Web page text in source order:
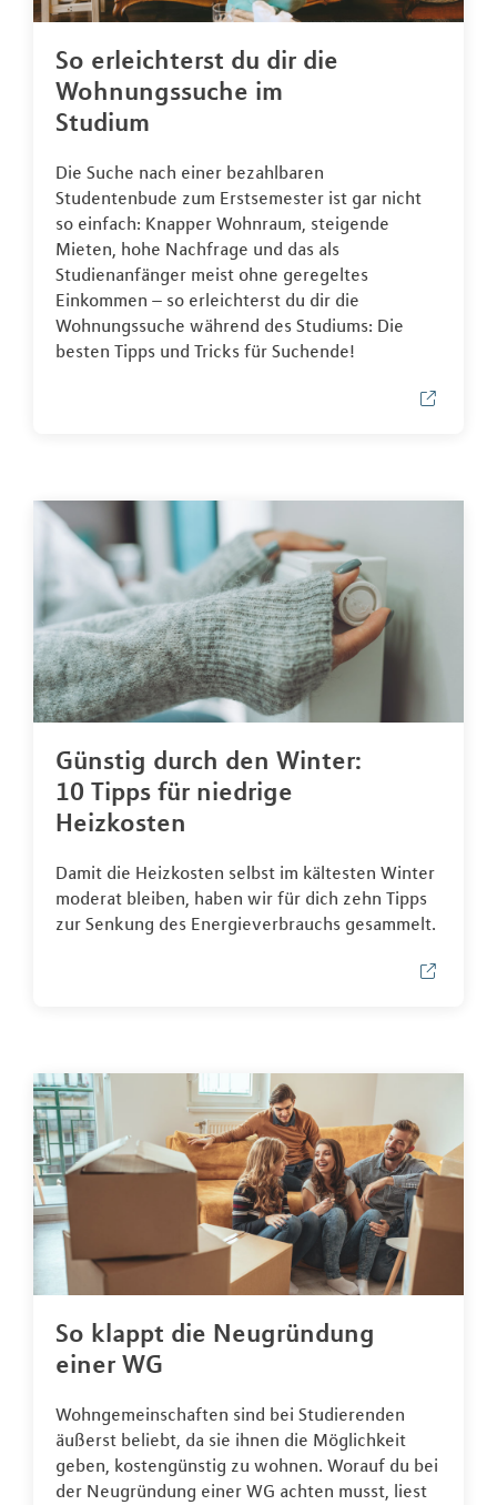
So erleichterst du dir die
Wohnungssuche im
Studium
Die Suche nach einer bezahlbaren
Studentenbude zum Erstsemester ist gar nicht
so einfach: Knapper Wohnraum, steigende
Mieten, hohe Nachfrage und das als
Studienanfänger meist ohne geregeltes
Einkommen – so erleichterst du dir die
Wohnungssuche während des Studiums: Die
besten Tipps und Tricks für Suchende!
Günstig durch den Winter:
10 Tipps für niedrige
Heizkosten
Damit die Heizkosten selbst im kältesten Winter
moderat bleiben, haben wir für dich zehn Tipps
zur Senkung des Energieverbrauchs gesammelt.
So klappt die Neugründung
einer WG
Wohngemeinschaften sind bei Studierenden
äußerst beliebt, da sie ihnen die Möglichkeit
geben, kostengünstig zu wohnen. Worauf du bei
der Neugründung einer WG achten musst, liest